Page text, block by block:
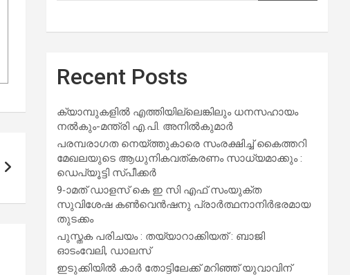
Recent Posts
ക്യാമ്പുകളിൽ എത്തിയില്ലെങ്കിലും ധനസഹായം
നൽകും-മന്ത്രി എ.പി. അനിൽകുമാർ
പരമ്പരാഗത നെയ്ത്തുകാരെ സംരക്ഷിച്ച് കൈത്തറി
മേഖലയുടെ ആധുനികവത്കരണം സാധ്യമാക്കും :
ഡെപ്യൂട്ടി സ്പീക്കർ
9-ാമത് ഡാളസ് കെ ഇ സി എഫ് സംയുക്ത
സുവിശേഷ കൺവെൻഷനു പ്രാർത്ഥനാനിർഭരമായ
തുടക്കം
പുസ്തക പരിചയം : തയ്യാറാക്കിയത് : ബാജി
ഓടംവേലി, ഡാലസ്
ഇടുക്കിയിൽ കാർ തോട്ടിലേക്ക് മറിഞ്ഞ് യുവാവിന്